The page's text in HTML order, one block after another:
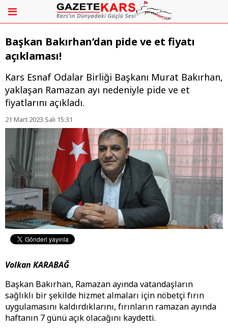
Başkan Bakırhan’dan pide ve et fiyatı
açıklaması!
Kars Esnaf Odalar Birliği Başkanı Murat Bakırhan,
yaklaşan Ramazan ayı nedeniyle pide ve et
fiyatlarını açıkladı.
21 Mart 2023 Salı 15:31
Volkan KARABAĞ
Başkan Bakırhan, Ramazan ayında vatandaşların
sağlıklı bir şekilde hizmet almaları için nöbetçi fırın
uygulamasını kaldırdıklarını, fırınların ramazan ayında
haftanın 7 günü açık olacağını kaydetti.